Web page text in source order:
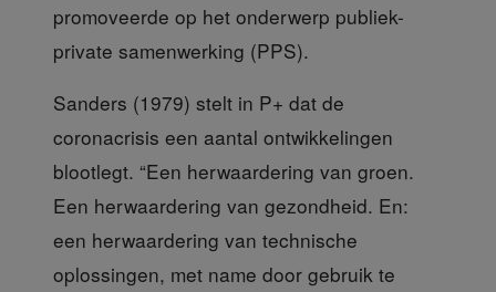
promoveerde op het onderwerp publiek-
private samenwerking (PPS).
Sanders (1979) stelt in P+ dat de
coronacrisis een aantal ontwikkelingen
blootlegt. “Een herwaardering van groen.
Een herwaardering van gezondheid. En:
een herwaardering van technische
oplossingen, met name door gebruik te